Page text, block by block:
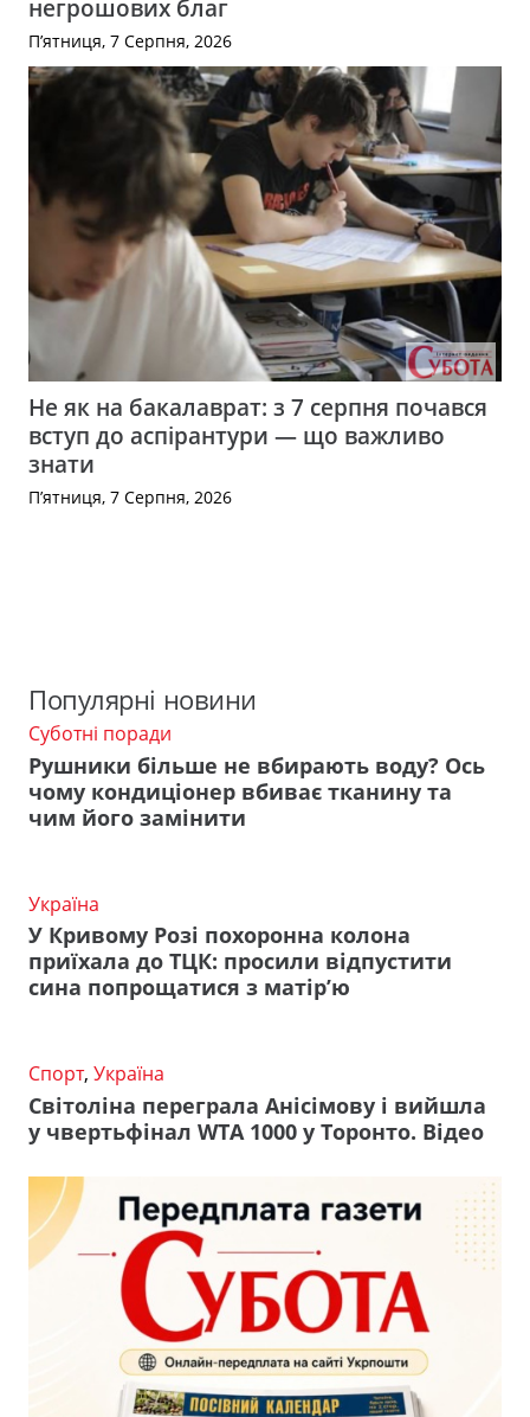
негрошових благ
П’ятниця, 7 Серпня, 2026
Не як на бакалаврат: з 7 серпня почався
вступ до аспірантури — що важливо
знати
П’ятниця, 7 Серпня, 2026
Популярні новини
Суботні поради
Рушники більше не вбирають воду? Ось
чому кондиціонер вбиває тканину та
чим його замінити
Україна
У Кривому Розі похоронна колона
приїхала до ТЦК: просили відпустити
сина попрощатися з матір’ю
Спорт, Україна
Світоліна переграла Анісімову і вийшла
у чвертьфінал WTA 1000 у Торонто. Відео